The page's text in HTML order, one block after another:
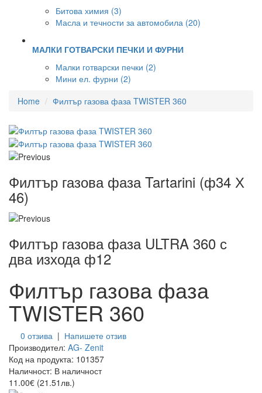
Битова химия (3)
Масла и течности за автомобила (20)
МАЛКИ ГОТВАРСКИ ПЕЧКИ И ФУРНИ
Малки готварски печки (2)
Мини ел. фурни (2)
Home
Филтър газова фаза TWISTER 360
Филтър газова фаза Tartarini (ф34 Х
46)
Филтър газова фаза ULTRA 360 с
два изхода ф12
Филтър газова фаза
TWISTER 360
0 отзива | Напишете отзив
Производител: AG- Zenit
Код на продукта: 101357
Наличност: В наличност
11.00€ (21.51лв.)